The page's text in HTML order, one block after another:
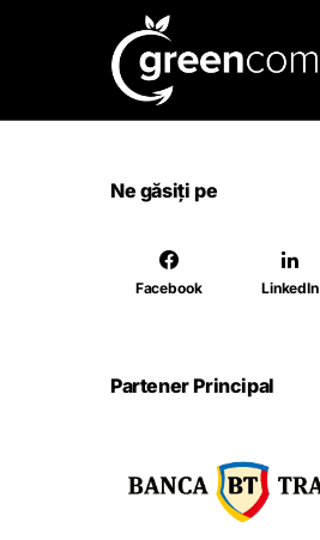
Ne găsiți pe
Facebook LinkedIn
Partener Principal